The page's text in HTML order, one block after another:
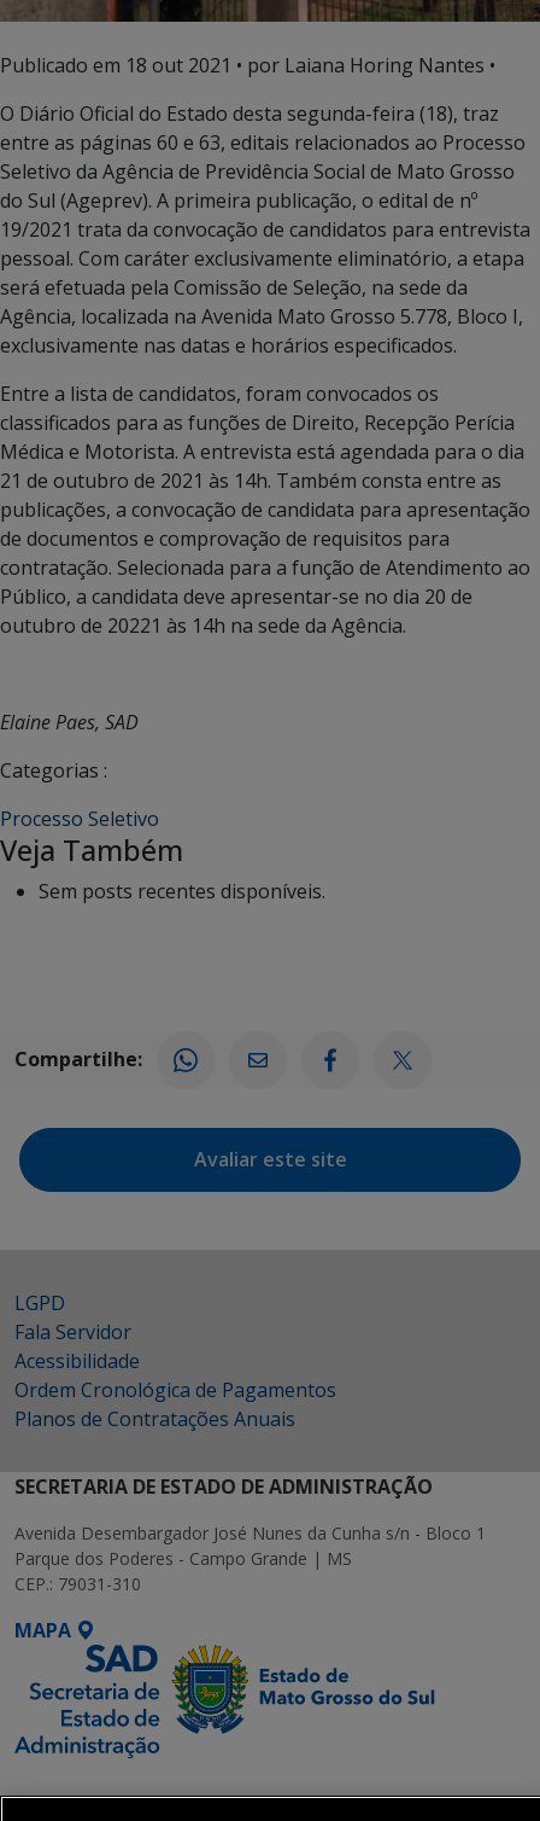
Publicado em 18 out 2021 • por Laiana Horing Nantes •
O Diário Oficial do Estado desta segunda-feira (18), traz
entre as páginas 60 e 63, editais relacionados ao Processo
Seletivo da Agência de Previdência Social de Mato Grosso
do Sul (Ageprev). A primeira publicação, o edital de nº
19/2021 trata da convocação de candidatos para entrevista
pessoal. Com caráter exclusivamente eliminatório, a etapa
será efetuada pela Comissão de Seleção, na sede da
Agência, localizada na Avenida Mato Grosso 5.778, Bloco I,
exclusivamente nas datas e horários especificados.
Entre a lista de candidatos, foram convocados os
classificados para as funções de Direito, Recepção Perícia
Médica e Motorista. A entrevista está agendada para o dia
21 de outubro de 2021 às 14h. Também consta entre as
publicações, a convocação de candidata para apresentação
de documentos e comprovação de requisitos para
contratação. Selecionada para a função de Atendimento ao
Público, a candidata deve apresentar-se no dia 20 de
outubro de 20221 às 14h na sede da Agência.
Elaine Paes, SAD
Categorias :
Processo Seletivo
Veja Também
Sem posts recentes disponíveis.
Compartilhe:
Avaliar este site
LGPD
Fala Servidor
Acessibilidade
Ordem Cronológica de Pagamentos
Planos de Contratações Anuais
SECRETARIA DE ESTADO DE ADMINISTRAÇÃO
Avenida Desembargador José Nunes da Cunha s/n - Bloco 1
Parque dos Poderes - Campo Grande | MS
CEP.: 79031-310
MAPA